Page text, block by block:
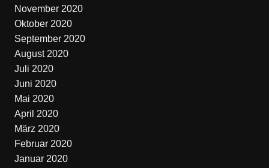
November 2020
Oktober 2020
September 2020
August 2020
Juli 2020
Juni 2020
Mai 2020
April 2020
März 2020
Februar 2020
Januar 2020